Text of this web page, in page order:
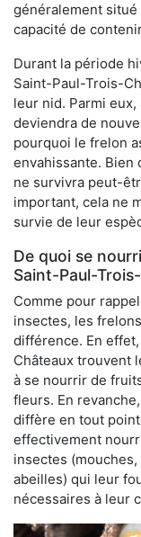
généralement situé
capacité de
Durant la période
Saint-Paul-Trois-
leur nid. Parmi
deviendra de
pourquoi le frelon
envahissante. Bien
ne survivra peut-
important, cela ne
survie de leur
De quoi se
Saint-Paul-
Comme pour
insectes, les
différence. En
Châteaux trouvent
à se nourrir de
fleurs. En
diffère en tout
effectivement
insectes
abeilles) qui leur
nécessaires à leur